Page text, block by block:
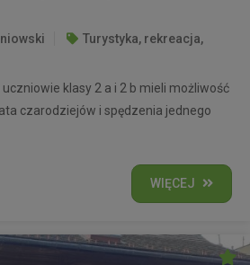
Turystyka, rekreacja,
klasy 2 a i 2 b mieli możliwość
czarodziejów i spędzenia jednego
WIĘCEJ